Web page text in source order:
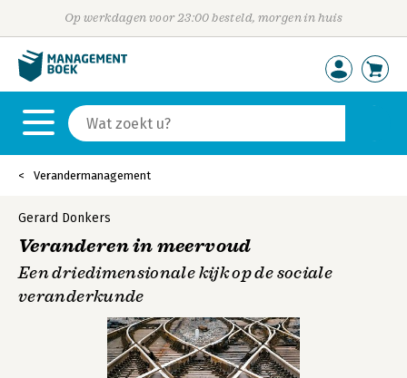
Op werkdagen voor 23:00 besteld, morgen in huis
Verandermanagement
Gerard Donkers
Veranderen in meervoud
Een driedimensionale kijk op de sociale
veranderkunde